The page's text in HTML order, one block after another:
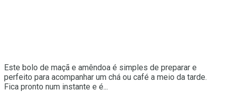
Este bolo de maçã e amêndoa é simples de preparar e
perfeito para acompanhar um chá ou café a meio da tarde.
Fica pronto num instante e é...